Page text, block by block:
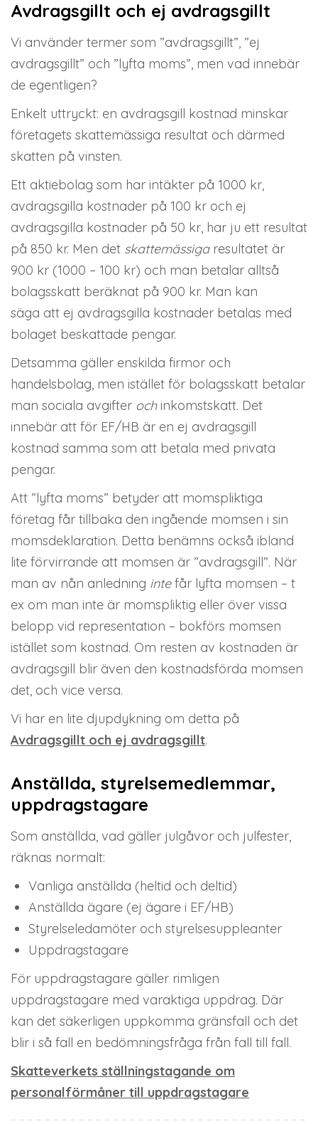
Avdragsgillt och ej avdragsgillt
Vi använder termer som ”avdragsgillt”, ”ej
avdragsgillt” och ”lyfta moms”, men vad innebär
de egentligen?
Enkelt uttryckt: en avdragsgill kostnad minskar
företagets skattemässiga resultat och därmed
skatten på vinsten.
Ett aktiebolag som har intäkter på 1000 kr,
avdragsgilla kostnader på 100 kr och ej
avdragsgilla kostnader på 50 kr, har ju ett resultat
på 850 kr. Men det skattemässigaresultatet är
900 kr (1000 – 100 kr) och man betalar alltså
bolagsskatt beräknat på 900 kr. Man kan
säga att ej avdragsgilla kostnader betalas med
bolaget beskattade pengar.
Detsamma gäller enskilda firmor och
handelsbolag, men istället för bolagsskatt betalar
man sociala avgifter ochinkomstskatt. Det
innebär att för EF/HB är en ej avdragsgill
kostnad samma som att betala med privata
pengar.
Att ”lyfta moms” betyder att momspliktiga
företag får tillbaka den ingående momsen i sin
momsdeklaration. Detta benämns också ibland
lite förvirrande att momsen är ”avdragsgill”. När
man av nån anledning intefår lyfta momsen – t
ex om man inte är momspliktig eller över vissa
belopp vid representation – bokförs momsen
istället som kostnad. Om resten av kostnaden är
avdragsgill blir även den kostnadsförda momsen
det, och vice versa.
Vi har en lite djupdykning om detta på
Avdragsgillt och ej avdragsgillt.
Anställda, styrelsemedlemmar,
uppdragstagare
Som anställda, vad gäller julgåvor och julfester,
räknas normalt:
Vanliga anställda (heltid och deltid)
Anställda ägare (ej ägare i EF/HB)
Styrelseledamöter och styrelsesuppleanter
Uppdragstagare
För uppdragstagare gäller rimligen
uppdragstagare med varaktiga uppdrag. Där
kan det säkerligen uppkomma gränsfall och det
blir i så fall en bedömningsfråga från fall till fall.
Skatteverkets ställningstagande om
personalförmåner till uppdragstagare